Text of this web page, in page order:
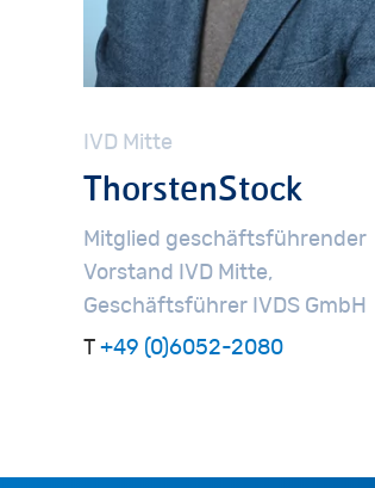
IVD Mitte
ThorstenStock
Mitglied geschäftsführender
Vorstand
IVD Mitte,
Geschäftsführer IVDS GmbH
T +49 (0)6052-2080